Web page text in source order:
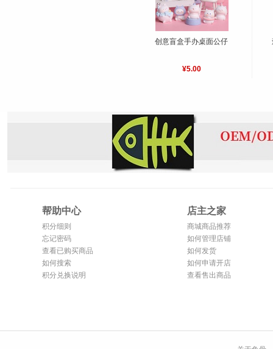
创意盲盒手办桌面公仔
¥5.00
帮助中心
积分细则
忘记密码
查看已购买商品
如何搜索
积分兑换说明
店主之家
商城商品推荐
如何管理店铺
如何发货
如何申请开店
查看售出商品